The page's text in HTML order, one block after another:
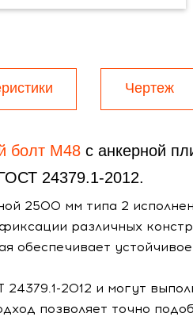
Чертеж
болт М48с анкерной
24379.1-2012.
2500 мм типа 2
различных
обеспечивает
2012 и могут
позволяет точно